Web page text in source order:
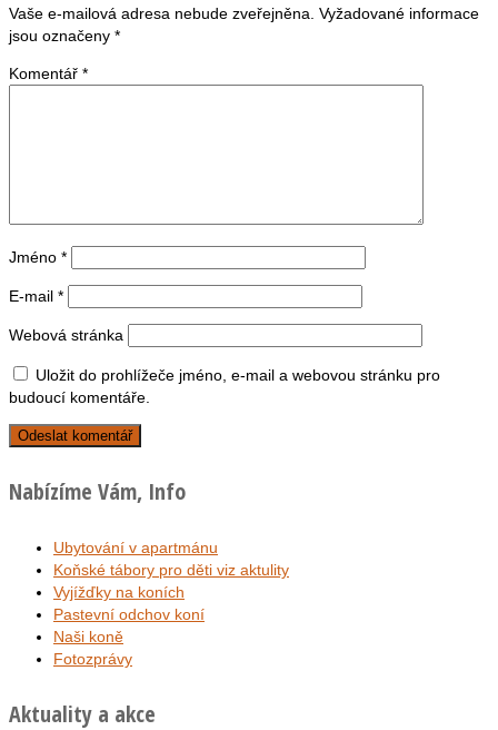
Vaše e-mailová adresa nebude zveřejněna. Vyžadované informace
jsou označeny *
Komentář *
Jméno *
E-mail *
Webová stránka
Uložit do prohlížeče jméno, e-mail a webovou stránku pro
budoucí komentáře.
Nabízíme Vám, Info
Ubytování v apartmánu
Koňské tábory pro děti viz aktulity
Vyjížďky na koních
Pastevní odchov koní
Naši koně
Fotozprávy
Aktuality a akce